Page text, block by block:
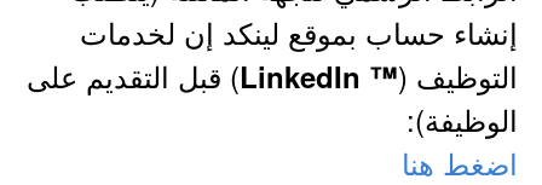
إنشاء حساب بموقع لينكد إن لخدمات
التوظيف (™ LinkedIn
) قبل التقديم على
الوظيفة):
اضغط هنا